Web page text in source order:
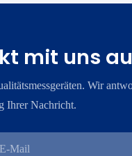
mit uns
Wir
Ihrer Nachricht.
E-Mail